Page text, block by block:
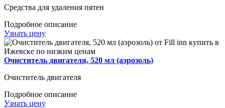
Средства для удаления пятен
Подробное описание
Узнать цену
Очиститель двигателя, 520 мл (аэрозоль)
Очиститель двигателя
Подробное описание
Узнать цену